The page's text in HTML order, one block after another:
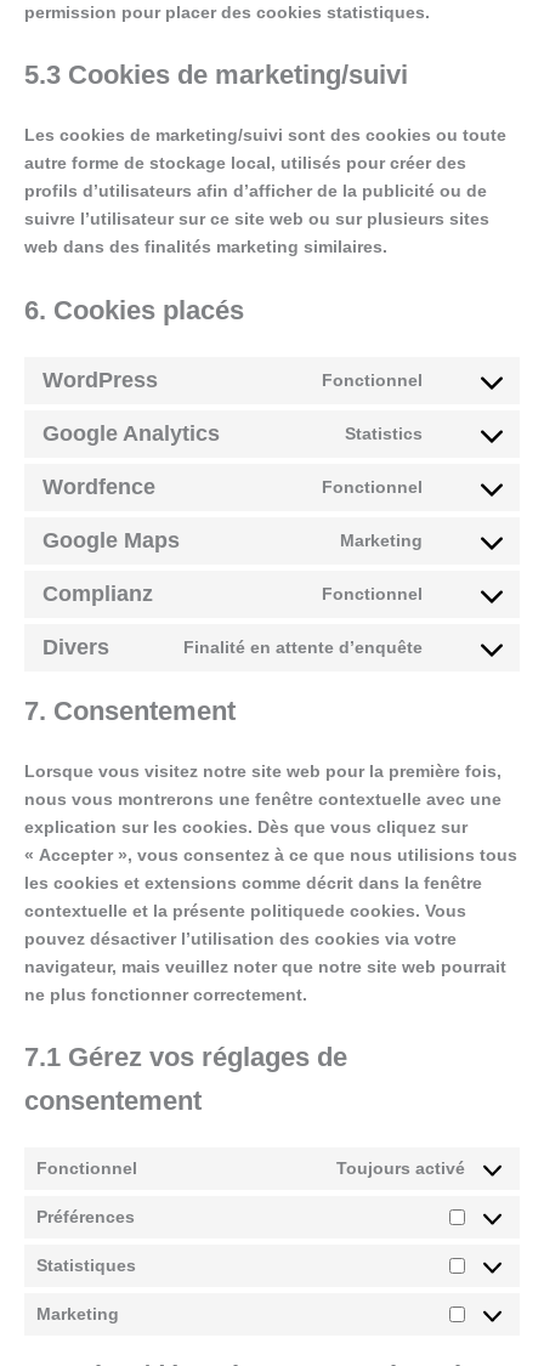
permission pour placer des cookies statistiques.
5.3 Cookies de marketing/suivi
Les cookies de marketing/suivi sont des cookies ou toute
autre forme de stockage local, utilisés pour créer des
profils d’utilisateurs afin d’afficher de la publicité ou de
suivre l’utilisateur sur ce site web ou sur plusieurs sites
web dans des finalités marketing similaires.
6. Cookies placés
WordPress Fonctionnel
Consent
service
Google Analytics Statistics
Consent
service
analytics
Wordfence Fonctionnel
Consent
service
Google Maps Marketing
Consent
service
maps
Complianz Fonctionnel
Consent
service
Divers Finalité en attente d’enquête
Consent
7. Consentement
Lorsque vous visitez notre site web pour la première fois,
nous vous montrerons une fenêtre contextuelle avec une
explication sur les cookies. Dès que vous cliquez sur
« Accepter », vous consentez à ce que nous utilisions tous
les cookies et extensions comme décrit dans la fenêtre
contextuelle et la présente politiquede cookies. Vous
pouvez désactiver l’utilisation des cookies via votre
navigateur, mais veuillez noter que notre site web pourrait
ne plus fonctionner correctement.
7.1 Gérez vos réglages de
consentement
Fonctionnel Toujours activé
Préférences
Statistiques
Marketing
Marketing